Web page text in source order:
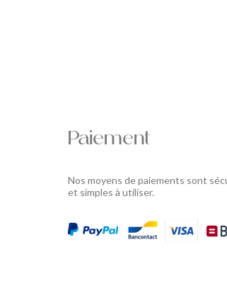
Paiement
Nos moyens de paiements sont
et simples à utiliser.